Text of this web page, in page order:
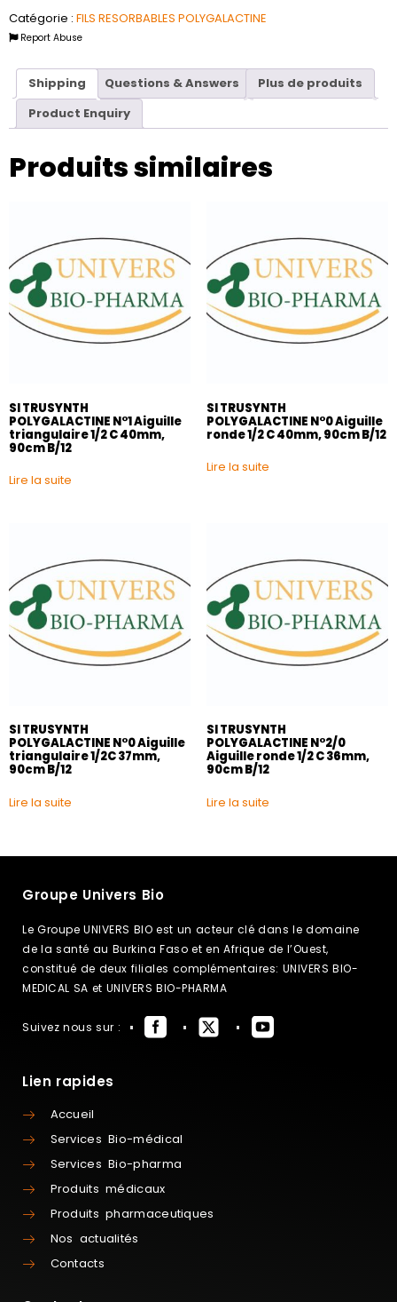
Catégorie : FILS RESORBABLES POLYGALACTINE
Report Abuse
Shipping Questions & Answers
Plus de produits
Product Enquiry
Produits similaires
SI TRUSYNTH
POLYGALACTINE N°1 Aiguille
triangulaire 1/2 C 40mm,
90cm B/12
Lire la suite
SI TRUSYNTH
POLYGALACTINE N°0 Aiguille
ronde 1/2 C 40mm, 90cm B/12
Lire la suite
SI TRUSYNTH
POLYGALACTINE N°0 Aiguille
triangulaire 1/2C 37mm,
90cm B/12
Lire la suite
SI TRUSYNTH
POLYGALACTINE N°2/0
Aiguille ronde 1/2 C 36mm,
90cm B/12
Lire la suite
Groupe Univers Bio
Le Groupe UNIVERS BIO est un acteur clé dans le domaine
de la santé au Burkina Faso et en Afrique de l’Ouest,
constitué de deux filiales complémentaires: UNIVERS BIO-
MEDICAL SA et UNIVERS BIO-PHARMA
Suivez nous sur :
Lien rapides
Accueil
Services Bio-médical
Services Bio-pharma
Produits médicaux
Produits pharmaceutiques
Nos actualités
Contacts